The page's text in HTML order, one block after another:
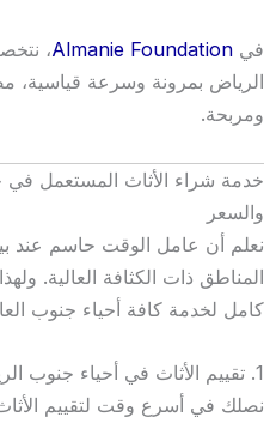
في Almanie Foundation،
الرياض بمرونة وسرعة قياسية،
ومربحة.
خدمة شراء الأثاث المستعمل في
والسعر
نعلم أن عامل الوقت حاسم عند
المناطق ذات الكثافة العالية.
كامل لخدمة كافة أحياء جنوب
1. تقييم الأثاث في أحياء جنوب الرياض
نصلك في أسرع وقت لتقييم